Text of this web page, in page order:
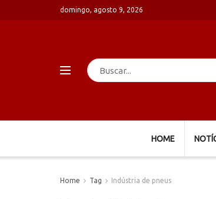
domingo, agosto 9, 2026
HOME
Home Tag Indústria de pneus